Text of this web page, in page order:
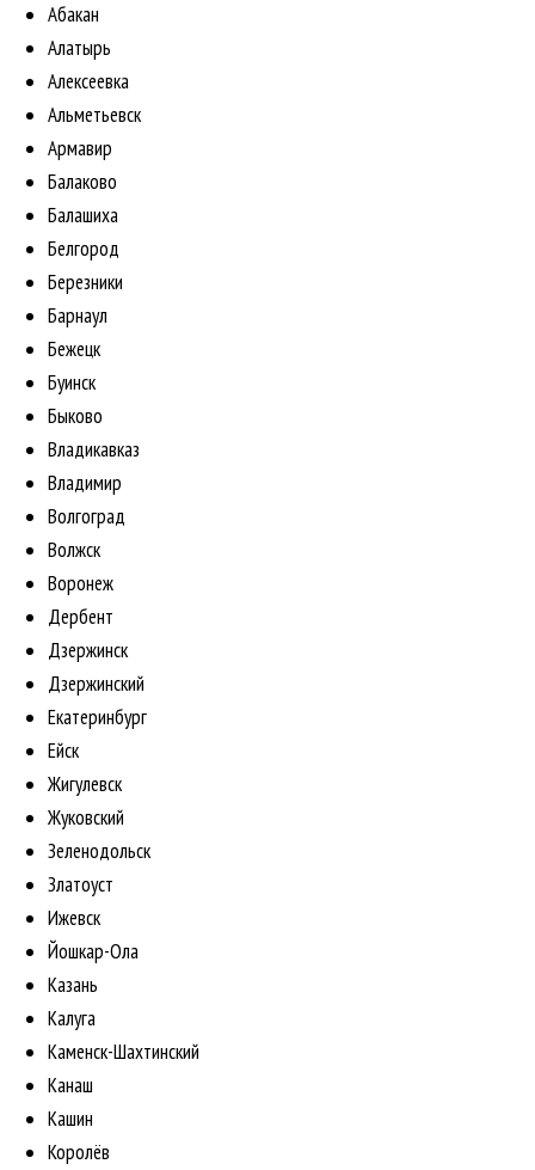
Абакан
Алатырь
Алексеевка
Альметьевск
Армавир
Балаково
Балашиха
Белгород
Березники
Барнаул
Бежецк
Буинск
Быково
Владикавказ
Владимир
Волгоград
Волжск
Воронеж
Дербент
Дзержинск
Дзержинский
Екатеринбург
Ейск
Жигулевск
Жуковский
Зеленодольск
Златоуст
Ижевск
Йошкар-Ола
Казань
Калуга
Каменск-Шахтинский
Канаш
Кашин
Королёв